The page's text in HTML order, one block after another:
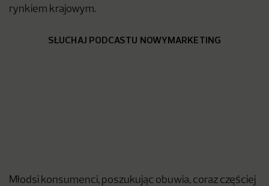
rynkiem krajowym.
SŁUCHAJ PODCASTU NOWYMARKETING
Młodsi konsumenci, poszukując obuwia, coraz częściej